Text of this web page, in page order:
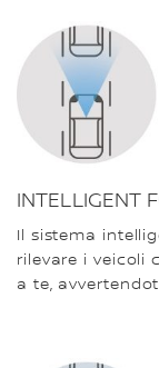
INTELLIGENT
Il sistema
rilevare i veicoli
a te,